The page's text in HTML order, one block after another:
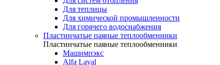
Для теплицы
Для химической промышленности
Для горячего водоснабжения
Пластинчатые паяные теплообменники
Пластинчатые паяные теплообменники
Машимпэкс
Alfa Laval